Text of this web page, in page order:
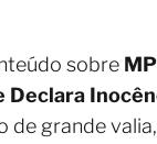
sobre
de grande